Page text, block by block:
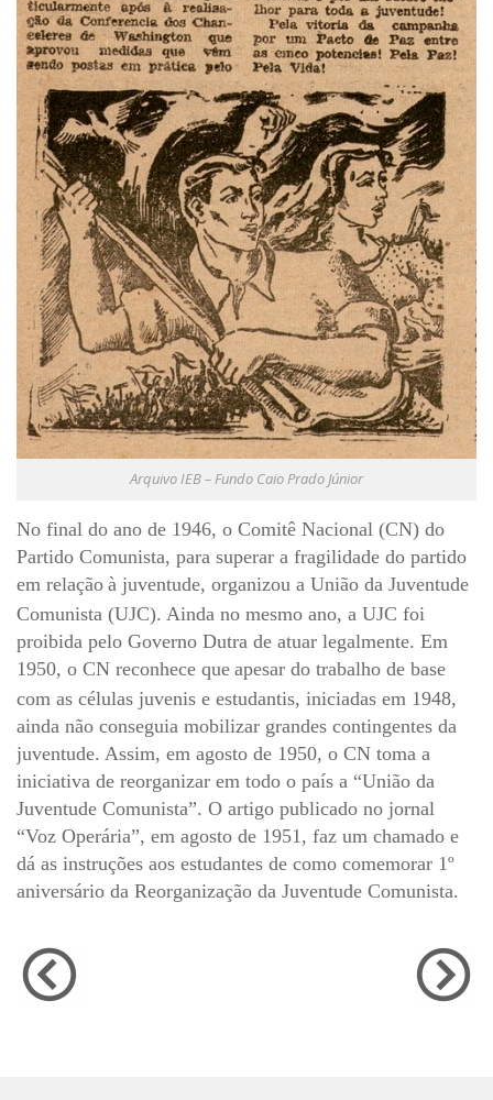
Catálogo on-line
Consulta/Normas
Ações e Parcerias
Eventos
6º CIEAMP
Exposições
Manuel Correia de Andrade – o divulgador
científico
Movimentos Estudantis
Biblioteca
Sobre
Biblioteca Digital
Dedalus
Mecila
Red BAALC
Tutoriais
Coleção de Artes Visuais
Sobre
Catálogo on-line
Exposições Passadas
Aquisição de Acervo
Educativo
Exposições
Guia do IEB
Reprodução
Projeto Brasil-África
Projeto Brasil Ciência
Arquivo IEB – Fundo Caio Prado Júnior
No final do ano de 1946, o Comitê Nacional (CN) do
Partido Comunista, para superar a fragilidade do partido
em relação à juventude, organizou a União da Juventude
Comunista (UJC). Ainda no mesmo ano, a UJC foi
proibida pelo Governo Dutra de atuar legalmente. Em
1950, o CN reconhece que apesar do trabalho de base
com as células juvenis e estudantis, iniciadas em 1948,
ainda não conseguia mobilizar grandes contingentes da
juventude. Assim, em agosto de 1950, o CN toma a
iniciativa de reorganizar em todo o país a “União da
Juventude Comunista”. O artigo publicado no jornal
“Voz Operária”, em agosto de 1951, faz um chamado e
dá as instruções aos estudantes de como comemorar 1º
aniversário da Reorganização da Juventude Comunista.